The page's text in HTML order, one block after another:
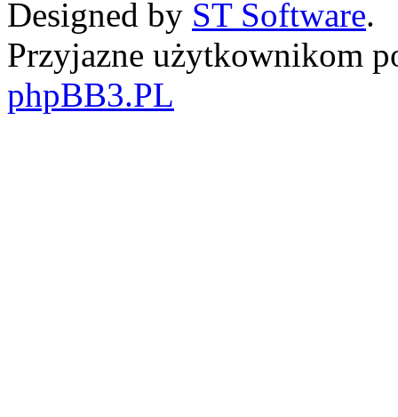
Designed by ST Software.
Przyjazne użytkownikom
phpBB3.PL